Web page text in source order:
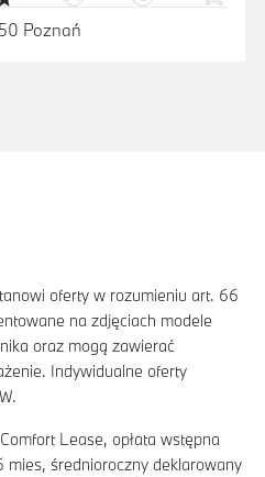
Poznań
oferty w rozumieniu art. 66
na zdjęciach modele
oraz mogą zawierać
Indywidualne oferty
Lease, opłata wstępna
mies, średnioroczny deklarowany